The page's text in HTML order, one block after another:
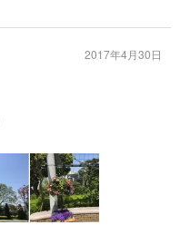
2017年4月30日